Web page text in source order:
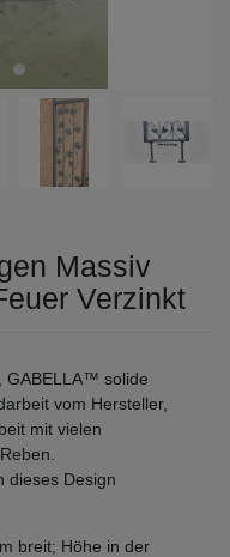
Massiv
Verzinkt
, GABELLA™ solide
vom Hersteller,
mit vielen
dieses Design
breit; Höhe in der